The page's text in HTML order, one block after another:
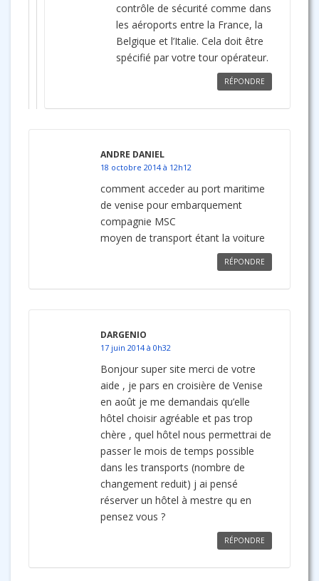
contrôle de sécurité comme dans
les aéroports entre la France, la
Belgique et l’Italie. Cela doit être
spécifié par votre tour opérateur.
RÉPONDRE
ANDRE DANIEL
18 octobre 2014 à 12h12
comment acceder au port maritime
de venise pour embarquement
compagnie MSC
moyen de transport étant la voiture
RÉPONDRE
DARGENIO
17 juin 2014 à 0h32
Bonjour super site merci de votre
aide , je pars en croisière de Venise
en août je me demandais qu’elle
hôtel choisir agréable et pas trop
chère , quel hôtel nous permettrai de
passer le mois de temps possible
dans les transports (nombre de
changement reduit) j ai pensé
réserver un hôtel à mestre qu en
pensez vous ?
RÉPONDRE